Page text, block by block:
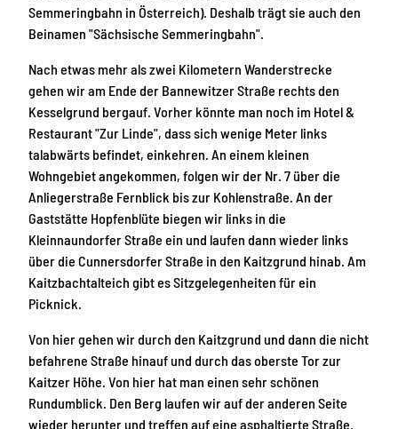
Semmeringbahn in Österreich). Deshalb trägt sie auch den
Beinamen "Sächsische Semmeringbahn".
Nach etwas mehr als zwei Kilometern Wanderstrecke
gehen wir am Ende der Bannewitzer Straße rechts den
Kesselgrund bergauf. Vorher könnte man noch im Hotel &
Restaurant "Zur Linde", dass sich wenige Meter links
talabwärts befindet, einkehren. An einem kleinen
Wohngebiet angekommen, folgen wir der Nr. 7 über die
Anliegerstraße Fernblick bis zur Kohlenstraße. An der
Gaststätte Hopfenblüte biegen wir links in die
Kleinnaundorfer Straße ein und laufen dann wieder links
über die Cunnersdorfer Straße in den Kaitzgrund hinab. Am
Kaitzbachtalteich gibt es Sitzgelegenheiten für ein
Picknick.
Von hier gehen wir durch den Kaitzgrund und dann die nicht
befahrene Straße hinauf und durch das oberste Tor zur
Kaitzer Höhe. Von hier hat man einen sehr schönen
Rundumblick. Den Berg laufen wir auf der anderen Seite
wieder herunter und treffen auf eine asphaltierte Straße.